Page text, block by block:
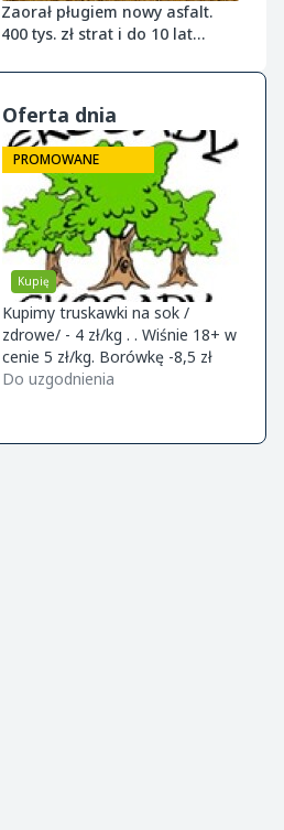
Zaorał pługiem nowy asfalt.
400 tys. zł strat i do 10 lat
Oferta dnia
Sprzedam
PROMOWANE
Kwalifikowana szkółka drzewek
owocowych ofereta na jesień
2026 Knip boom (2 letnie) -gala
m9/m26 -golden m9 -jeronimo
Do uzgodnienia